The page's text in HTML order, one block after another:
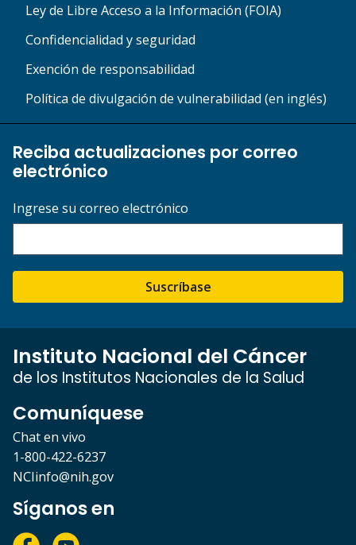
Ley de Libre Acceso a la Información (FOIA)
Confidencialidad y seguridad
Exención de responsabilidad
Política de divulgación de vulnerabilidad (en inglés)
Reciba actualizaciones por correo
electrónico
Ingrese su correo electrónico
Suscríbase
Instituto Nacional del Cáncer
de los Institutos Nacionales de la Salud
Comuníquese
Chat en vivo
1-800-422-6237
NCIinfo@nih.gov
Síganos en